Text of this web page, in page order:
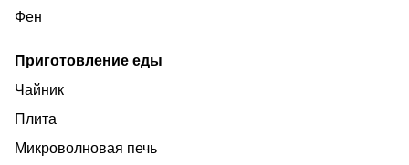
Фен
Приготовление еды
Чайник
Плита
Микроволновая печь